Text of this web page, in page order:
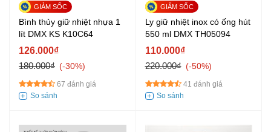
Bình thủy giữ nhiệt nhựa 1
lít DMX KS K10C64
126.000₫
180.000₫
-30%
67 đánh giá
Ly giữ nhiệt inox có ống hút
550 ml DMX TH05094
110.000₫
220.000₫
-50%
41 đánh giá